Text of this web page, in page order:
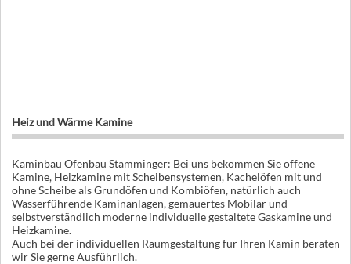
Heiz und Wärme Kamine
Kaminbau Ofenbau Stamminger: Bei uns bekommen Sie offene
Kamine, Heizkamine mit Scheibensystemen, Kachelöfen mit und
ohne Scheibe als Grundöfen und Kombiöfen, natürlich auch
Wasserführende Kaminanlagen, gemauertes Mobilar und
selbstverständlich moderne individuelle gestaltete Gaskamine und
Heizkamine.
Auch bei der individuellen Raumgestaltung für Ihren Kamin beraten
wir Sie gerne Ausführlich.